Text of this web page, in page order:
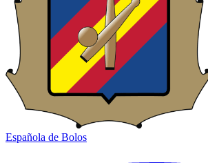
Española de Bolos